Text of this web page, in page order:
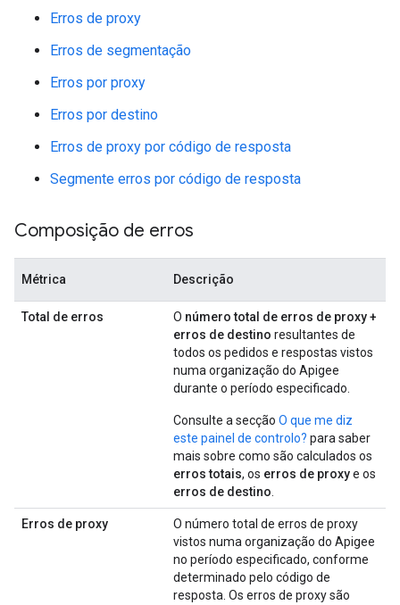
Erros de proxy
Erros de segmentação
Erros por proxy
Erros por destino
Erros de proxy por código de resposta
Segmente erros por código de resposta
Composição de erros
Métrica Descrição
Total de erros O número total de erros de proxy +
erros de destino resultantes de
todos os pedidos e respostas vistos
numa organização do Apigee
durante o período especificado.
Consulte a secção O que me diz
este painel de controlo? para saber
mais sobre como são calculados os
erros totais, os erros de proxye os
erros de destino.
Erros de proxy
O número total de erros de proxy
vistos numa organização do Apigee
no período especificado, conforme
determinado pelo código de
resposta. Os erros de proxy são